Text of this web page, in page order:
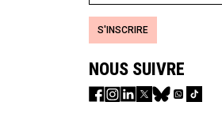
S'INSCRIRE
NOUS SUIVRE